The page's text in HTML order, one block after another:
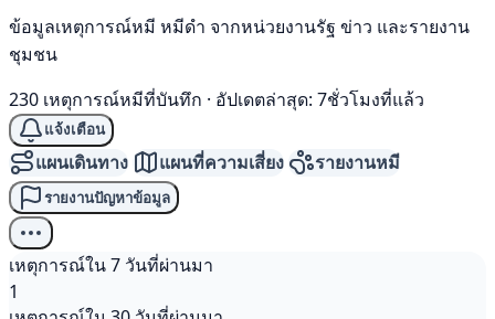
ข้อมูลเหตุการณ์หมี หมีดำ จากหน่วยงานรัฐ ข่าว และรายงาน
ชุมชน
230 เหตุการณ์หมีที่บันทึก · อัปเดตล่าสุด: 7ชั่วโมงที่แล้ว
แจ้งเตือน
แผนเดินทาง แผนที่ความเสี่ยง รายงานหมี
รายงานปัญหาข้อมูล
เหตุการณ์ใน 7 วันที่ผ่านมา
1